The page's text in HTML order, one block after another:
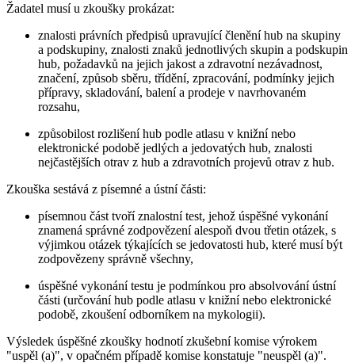
Žadatel musí u zkoušky prokázat:
znalosti právních předpisů upravující členění hub na skupiny
a podskupiny, znalosti znaků jednotlivých skupin a podskupin
hub, požadavků na jejich jakost a zdravotní nezávadnost,
značení, způsob sběru, třídění, zpracování, podmínky jejich
přípravy, skladování, balení a prodeje v navrhovaném
rozsahu,
způsobilost rozlišení hub podle atlasu v knižní nebo
elektronické podobě jedlých a jedovatých hub, znalosti
nejčastějších otrav z hub a zdravotních projevů otrav z hub.
Zkouška sestává z písemné a ústní části:
písemnou část tvoří znalostní test, jehož úspěšné vykonání
znamená správné zodpovězení alespoň dvou třetin otázek, s
výjimkou otázek týkajících se jedovatosti hub, které musí být
zodpovězeny správně všechny,
úspěšné vykonání testu je podmínkou pro absolvování ústní
části (určování hub podle atlasu v knižní nebo elektronické
podobě, zkoušení odborníkem na mykologii).
Výsledek úspěšné zkoušky hodnotí zkušební komise výrokem
"uspěl (a)", v opačném případě komise konstatuje "neuspěl (a)".